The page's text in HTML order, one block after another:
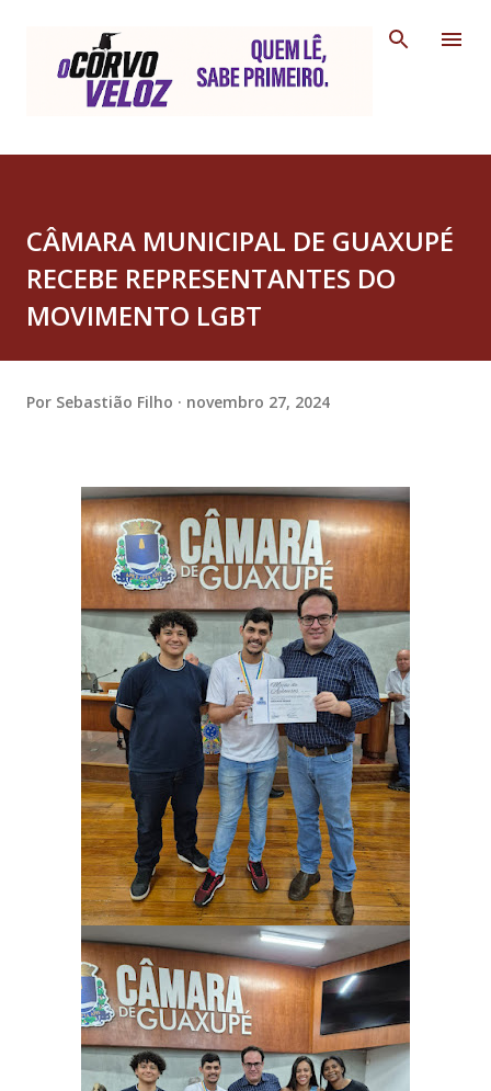
CÂMARA MUNICIPAL DE GUAXUPÉ
RECEBE REPRESENTANTES DO
MOVIMENTO LGBT
Por Sebastião Filho novembro 27, 2024